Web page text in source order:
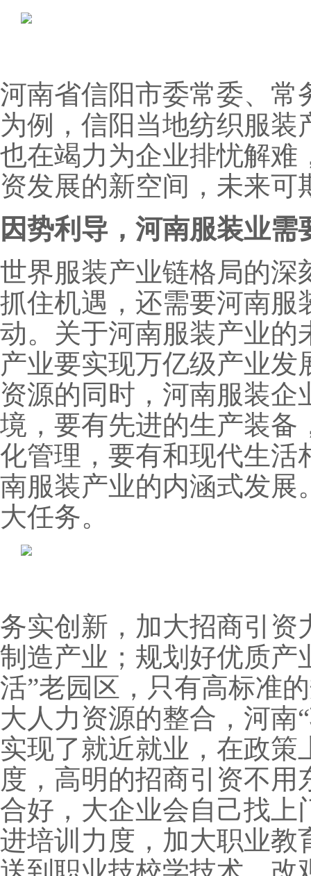
河南省信阳市委常委、常
为例，信阳当地纺织服装
也在竭力为企业排忧解难
资发展的新空间，未来可
因势利导，河南服装业需
世界服装产业链格局的深
抓住机遇，还需要河南服
动。关于河南服装产业的
产业要实现万亿级产业
资源的同时，河南服装
境，要有先进的生产装备
化管理，要有和现代生活
南服装产业的内涵式发展
大任务。
务实创新，加大招商引资
制造产业；规划好优质产
活”老园区，只有高标准
大人力资源的整合，河南
实现了就近就业，在政
度，高明的招商引资不
合好，大企业会自己找上
进培训力度，加大职业教